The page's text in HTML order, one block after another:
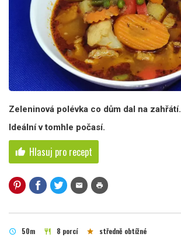
Zeleninová polévka co dům dal na zahřátí.
Ideální v tomhle počasí.
thumb_up Hlasuj pro recept
mail print
schedule 50m restaurant 8 porcí star středně obtížné